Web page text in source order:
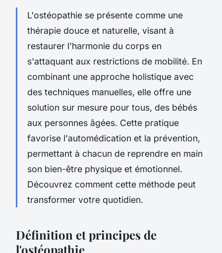
L'ostéopathie se présente comme une
thérapie douce et naturelle, visant à
restaurer l'harmonie du corps en
s'attaquant aux restrictions de mobilité. En
combinant une approche holistique avec
des techniques manuelles, elle offre une
solution sur mesure pour tous, des bébés
aux personnes âgées. Cette pratique
favorise l'automédication et la prévention,
permettant à chacun de reprendre en main
son bien-être physique et émotionnel.
Découvrez comment cette méthode peut
transformer votre quotidien.
Définition et principes de
l'ostéopathie